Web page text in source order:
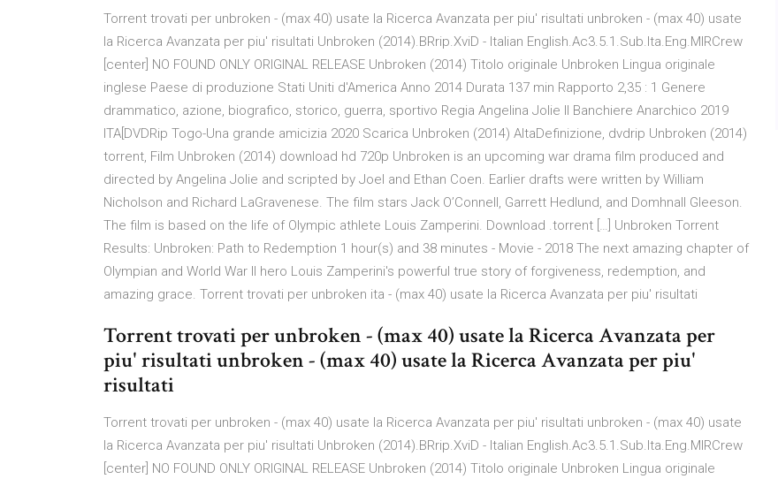
Torrent trovati per unbroken - (max 40) usate la Ricerca Avanzata per piu' risultati unbroken - (max 40) usate
la Ricerca Avanzata per piu' risultati Unbroken (2014).BRrip.XviD - Italian English.Ac3.5.1.Sub.Ita.Eng.MIRCrew
[center] NO FOUND ONLY ORIGINAL RELEASE Unbroken (2014) Titolo originale Unbroken Lingua originale
inglese Paese di produzione Stati Uniti d'America Anno 2014 Durata 137 min Rapporto 2,35 : 1 Genere
drammatico, azione, biografico, storico, guerra, sportivo Regia Angelina Jolie Il Banchiere Anarchico 2019
ITA[DVDRip Togo-Una grande amicizia 2020 Scarica Unbroken (2014) AltaDefinizione, dvdrip Unbroken (2014)
torrent, Film Unbroken (2014) download hd 720p Unbroken is an upcoming war drama film produced and
directed by Angelina Jolie and scripted by Joel and Ethan Coen. Earlier drafts were written by William
Nicholson and Richard LaGravenese. The film stars Jack O’Connell, Garrett Hedlund, and Domhnall Gleeson.
The film is based on the life of Olympic athlete Louis Zamperini. Download .torrent […] Unbroken Torrent
Results: Unbroken: Path to Redemption 1 hour(s) and 38 minutes - Movie - 2018 The next amazing chapter of
Olympian and World War II hero Louis Zamperini's powerful true story of forgiveness, redemption, and
amazing grace. Torrent trovati per unbroken ita - (max 40) usate la Ricerca Avanzata per piu' risultati
Torrent trovati per unbroken - (max 40) usate la Ricerca Avanzata per
piu' risultati unbroken - (max 40) usate la Ricerca Avanzata per piu'
risultati
Torrent trovati per unbroken - (max 40) usate la Ricerca Avanzata per piu' risultati unbroken - (max 40) usate
la Ricerca Avanzata per piu' risultati Unbroken (2014).BRrip.XviD - Italian English.Ac3.5.1.Sub.Ita.Eng.MIRCrew
[center] NO FOUND ONLY ORIGINAL RELEASE Unbroken (2014) Titolo originale Unbroken Lingua originale